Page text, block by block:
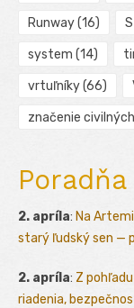
Runway(16) S
system (14)
vrtuľníky(66)
značenie
Poradňa
2. apríla: Na
starý ľudský sen —
2. apríla: Z
riadenia,